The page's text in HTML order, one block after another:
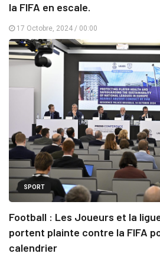
la FIFA en escale.
17 Octobre, 2024 / 00:00
SPORT
Football : Les Joueurs et la
portent plainte contre la FIFA
calendrier